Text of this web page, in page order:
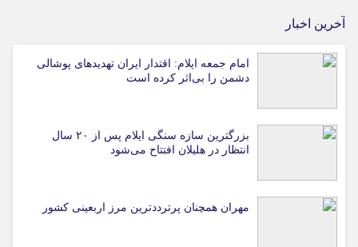
آخرین اخبار
امام جمعه ایلام: اقتدار ایران تهدیدهای پوشالی
دشمن را بی‌اثر کرده است
بزرگترین سازه سنگی ایلام پس از ۲۰ سال
انتظار در هلیلان افتتاح می‌شود
مهران همچنان پرترددترین مرز اربعینی کشور